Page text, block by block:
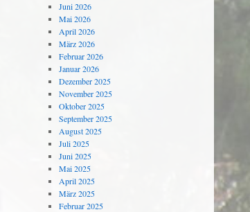
Juni 2026
Mai 2026
April 2026
März 2026
Februar 2026
Januar 2026
Dezember 2025
November 2025
Oktober 2025
September 2025
August 2025
Juli 2025
Juni 2025
Mai 2025
April 2025
März 2025
Februar 2025